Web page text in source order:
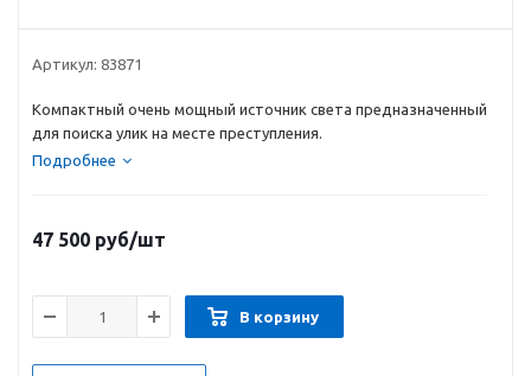
Артикул: 83871
Компактный очень мощный источник света предназначенный
для поиска улик на месте преступления.
Подробнее
47 500 руб/шт
В корзину